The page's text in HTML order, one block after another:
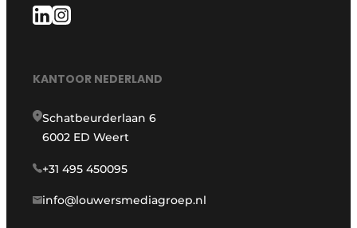
KANTOOR NEDERLAND
Schatbeurderlaan 6
6002 ED Weert
+31 495 450095
info@louwersmediagroep.nl